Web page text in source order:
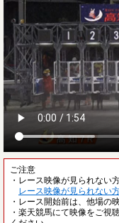
ご注意
・レース映像が見られない
レース映像が見られない
・レース開始前は、他場の
・楽天競馬にて映像をご視